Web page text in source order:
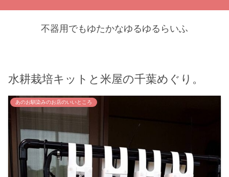
不器用でもゆたかなゆるゆるらいふ
水耕栽培キットと米屋の千葉めぐり。
あのお馴染みのお店のいいところ